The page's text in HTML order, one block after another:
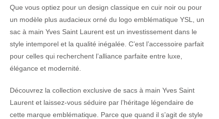
Que vous optiez pour un design classique en cuir noir ou pour
un modèle plus audacieux orné du logo emblématique YSL, un
sac à main Yves Saint Laurent est un investissement dans le
style intemporel et la qualité inégalée. C’est l’accessoire parfait
pour celles qui recherchent l’alliance parfaite entre luxe,
élégance et modernité.
Découvrez la collection exclusive de sacs à main Yves Saint
Laurent et laissez-vous séduire par l’héritage légendaire de
cette marque emblématique. Parce que quand il s’agit de style